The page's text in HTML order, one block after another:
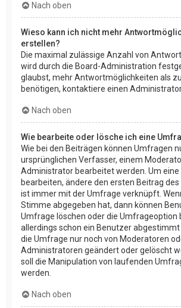
Nach oben
Wieso kann ich nicht mehr
erstellen?
Die maximal zulässige Anzahl von
wird durch die Board-Administration
glaubst, mehr Antwortmöglichkeiten als
benötigen, kontaktiere einen
Nach oben
Wie bearbeite oder lösche ich eine
Wie bei den Beiträgen können Umfragen
ursprünglichen Verfasser, einem
Administrator bearbeitet werden. Um
bearbeiten, ändere den ersten Beitrag
ist immer mit der Umfrage verknüpft.
Stimme abgegeben hat, dann können
Umfrage löschen oder die Umfrageoption
allerdings schon ein Benutzer abgestimmt
die Umfrage nur noch von Moderatoren
Administratoren geändert oder gelöscht
soll die Manipulation von laufenden
werden.
Nach oben